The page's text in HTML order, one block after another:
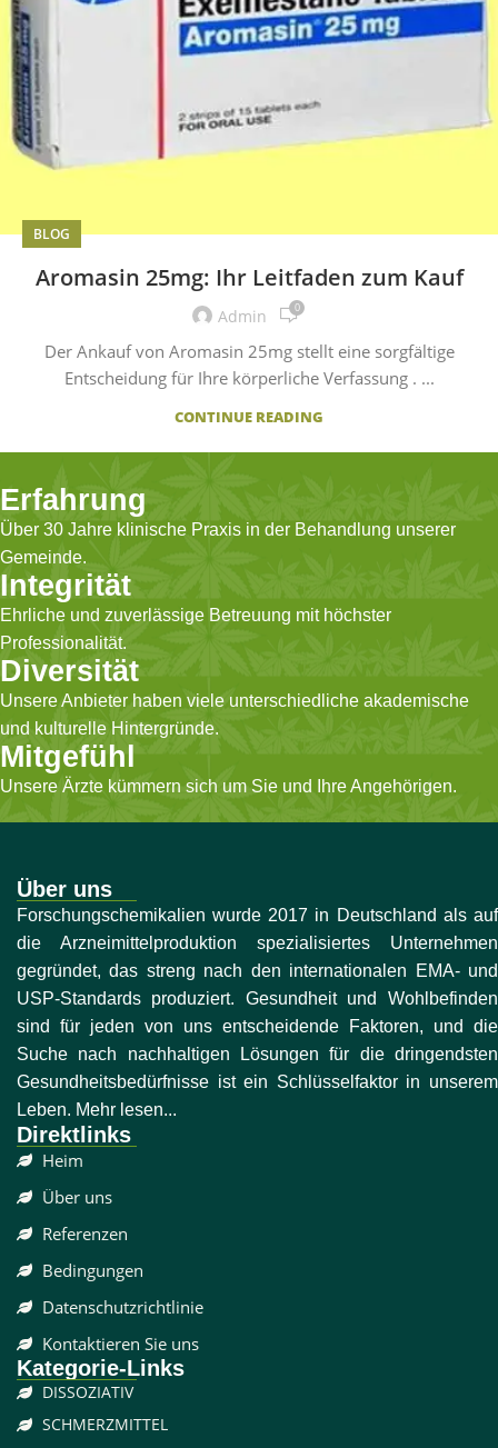
BLOG
Aromasin 25mg: Ihr Leitfaden zum Kauf
Admin 0
Der Ankauf von Aromasin 25mg stellt eine sorgfältige
Entscheidung für Ihre körperliche Verfassung . ...
CONTINUE READING
Erfahrung
Über 30 Jahre klinische Praxis in der Behandlung unserer
Gemeinde.
Integrität
Ehrliche und zuverlässige Betreuung mit höchster
Professionalität.
Diversität
Unsere Anbieter haben viele unterschiedliche akademische
und kulturelle Hintergründe.
Mitgefühl
Unsere Ärzte kümmern sich um Sie und Ihre Angehörigen.
Über uns
Forschungschemikalien wurde 2017 in Deutschland als auf
die Arzneimittelproduktion spezialisiertes Unternehmen
gegründet, das streng nach den internationalen EMA- und
USP-Standards produziert. Gesundheit und Wohlbefinden
sind für jeden von uns entscheidende Faktoren, und die
Suche nach nachhaltigen Lösungen für die dringendsten
Gesundheitsbedürfnisse ist ein Schlüsselfaktor in unserem
Leben. Mehr lesen...
Direktlinks
Heim
Über uns
Referenzen
Bedingungen
Datenschutzrichtlinie
Kontaktieren Sie uns
Kategorie-Links
DISSOZIATIV
SCHMERZMITTEL